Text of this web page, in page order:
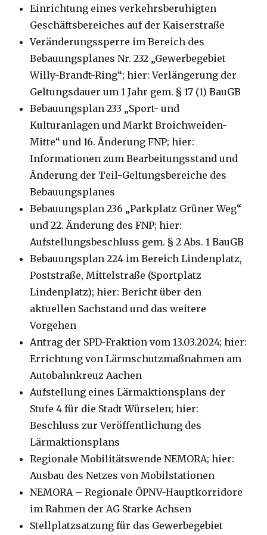
Einrichtung eines verkehrsberuhigten
Geschäftsbereiches auf der Kaiserstraße
Veränderungssperre im Bereich des
Bebauungsplanes Nr. 232 „Gewerbegebiet
Willy-Brandt-Ring“; hier: Verlängerung der
Geltungsdauer um 1 Jahr gem. § 17 (1) BauGB
Bebauungsplan 233 „Sport- und
Kulturanlagen und Markt Broichweiden-
Mitte“ und 16. Änderung FNP; hier:
Informationen zum Bearbeitungsstand und
Änderung der Teil-Geltungsbereiche des
Bebauungsplanes
Bebauungsplan 236 „Parkplatz Grüner Weg“
und 22. Änderung des FNP; hier:
Aufstellungsbeschluss gem. § 2 Abs. 1 BauGB
Bebauungsplan 224 im Bereich Lindenplatz,
Poststraße, Mittelstraße (Sportplatz
Lindenplatz); hier: Bericht über den
aktuellen Sachstand und das weitere
Vorgehen
Antrag der SPD-Fraktion vom 13.03.2024; hier:
Errichtung von Lärmschutzmaßnahmen am
Autobahnkreuz Aachen
Aufstellung eines Lärmaktionsplans der
Stufe 4 für die Stadt Würselen; hier:
Beschluss zur Veröffentlichung des
Lärmaktionsplans
Regionale Mobilitätswende NEMORA; hier:
Ausbau des Netzes von Mobilstationen
NEMORA – Regionale ÖPNV-Hauptkorridore
im Rahmen der AG Starke Achsen
Stellplatzsatzung für das Gewerbegebiet